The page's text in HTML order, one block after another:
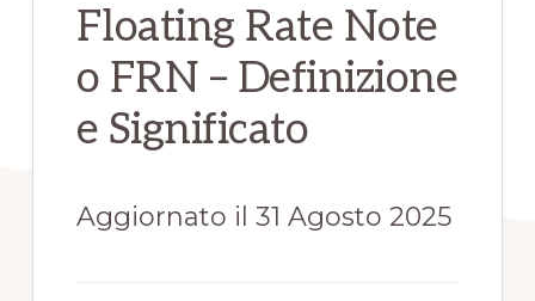
Floating Rate Note
o FRN – Definizione
e Significato
Aggiornato il 31 Agosto 2025